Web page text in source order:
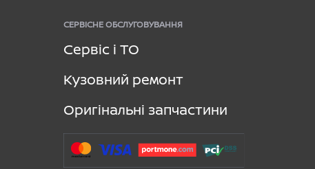
СЕРВІСНЕ ОБСЛУГОВУВАННЯ
Сервіс і ТО
Кузовний ремонт
Оригінальні запчастини